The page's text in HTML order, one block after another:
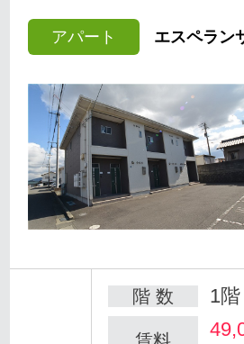
アパート エスペラン
階 数 1階